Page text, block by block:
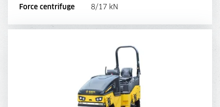
Force centrifuge
8/17 kN
BW100AD-5*
88,-
66,-
*électrique sur demande